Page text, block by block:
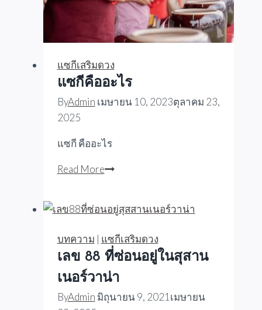
แซกีเสริมดวง
แซกีคืออะไร
ByAdmin เมษายน 10, 2023ตุลาคม 23,
2025
แซกี คืออะไร
Read Moreแซ
อะไร
บทความ | แซกีเสริมดวง
เลข 88 ที่ซ่อนอยู่ในสุสาน
เนอร์วาน่า
ByAdmin มิถุนายน 9, 2021 เมษายน